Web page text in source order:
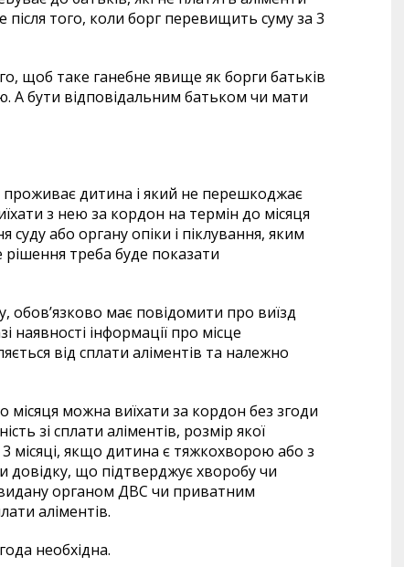
після того, коли борг перевищить суму за 3
щоб таке ганебне явище як борги батьків
А бути відповідальним батьком чи мати
дитина і який не перешкоджає
з нею за кордон на термін до місяця
або органу опіки і піклування, яким
треба буде показати
обов’язково має повідомити про виїзд
наявності інформації про місце
від сплати аліментів та належно
можна виїхати за кордон без згоди
зі сплати аліментів, розмір якої
3 місяці, якщо дитина є тяжкохворою або з
довідку, що підтверджує хворобу чи
видану органом ДВС чи приватним
аліментів.
необхідна.